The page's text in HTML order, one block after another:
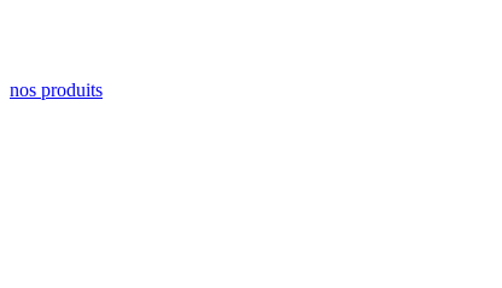
nos produits